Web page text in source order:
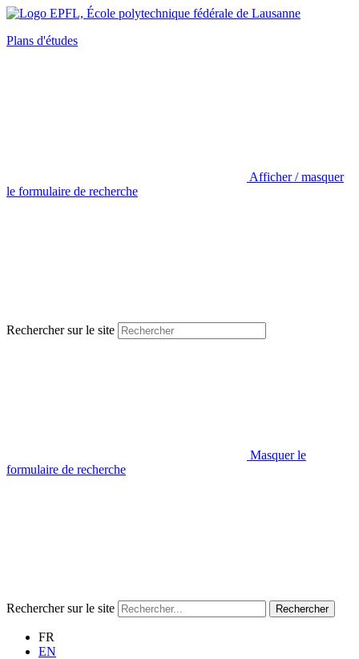
Plans d'études
Afficher / masquer
le formulaire de recherche
Rechercher sur le site
Masquer le
formulaire de recherche
Rechercher sur le site Rechercher
FR
EN